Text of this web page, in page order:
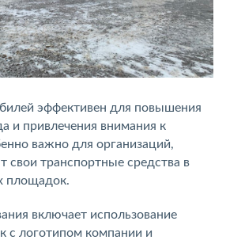
эффективен для повышения
и привлечения внимания к
важно для организаций,
свои транспортные средства в
площадок.
включает использование
с логотипом компании и